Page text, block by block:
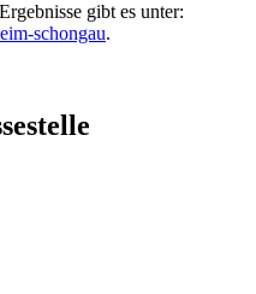
gibt es unter:
schongau.